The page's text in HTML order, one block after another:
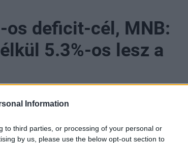
Information
to third parties, or processing of your personal or
by us, please use the below opt-out section to
os deficit-cél, MNB:
5.3%-os lesz a
(PM) szerint nem kell eltérni a